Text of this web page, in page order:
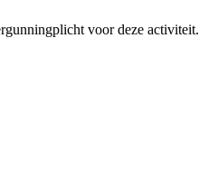
voor deze activiteit.